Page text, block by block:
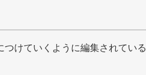
けていくように編集されている